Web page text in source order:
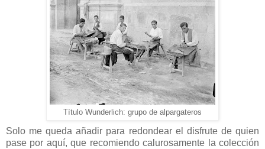
Título Wunderlich: grupo de alpargateros
Solo me queda añadir para redondear el disfrute de quien
pase por aquí, que recomiendo calurosamente la colección